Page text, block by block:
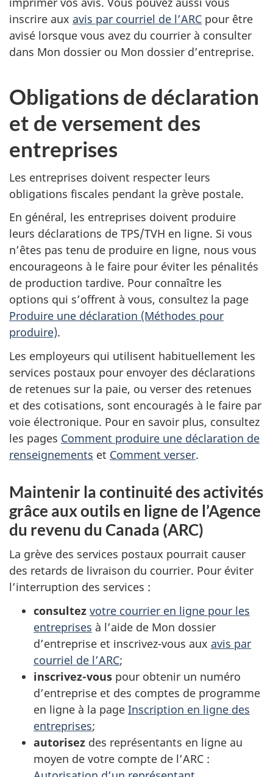
inscrire aux avis par courriel de l’ARC pour être
avisé lorsque vous avez du courrier à consulter
dans Mon dossier ou Mon dossier d’entreprise.
Obligations de déclaration
et de versement des
entreprises
Les entreprises doivent respecter leurs
obligations fiscales pendant la grève postale.
En général, les entreprises doivent produire
leurs déclarations de TPS/TVH en ligne. Si vous
n’êtes pas tenu de produire en ligne, nous vous
encourageons à le faire pour éviter les pénalités
de production tardive. Pour connaître les
options qui s’offrent à vous, consultez la page
Produire une déclaration (Méthodes pour
produire).
Les employeurs qui utilisent habituellement les
services postaux pour envoyer des déclarations
de retenues sur la paie, ou verser des retenues
et des cotisations, sont encouragés à le faire par
voie électronique. Pour en savoir plus, consultez
les pages Comment produire une déclaration de
renseignements et Comment verser.
Maintenir la continuité des activités
grâce aux outils en ligne de l’Agence
du revenu du Canada (ARC)
La grève des services postaux pourrait causer
des retards de livraison du courrier. Pour éviter
l’interruption des services :
consultez votre courrier en ligne pour les
entreprises à l’aide de Mon dossier
d’entreprise et inscrivez-vous aux avis par
courriel de l’ARC;
inscrivez-vous pour obtenir un numéro
d’entreprise et des comptes de programme
en ligne à la page Inscription en ligne des
entreprises;
autorisez des représentants en ligne au
moyen de votre compte de l’ARC :